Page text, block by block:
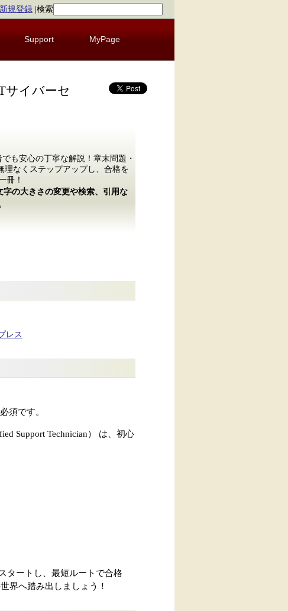
新規登録 検索
Support MyPage
サイバーセ
も安心の丁寧な解説！章末問題・
理なくステップアップし、合格を
冊！
字の大きさの変更や検索、引用な
レス
須です。
Support Technician） は、初心
タートし、最短ルートで合格
界へ踏み出しましょう！